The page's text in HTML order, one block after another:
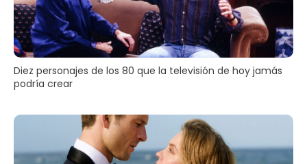
Diez personajes de los 80 que la televisión de hoy jamás
podría crear